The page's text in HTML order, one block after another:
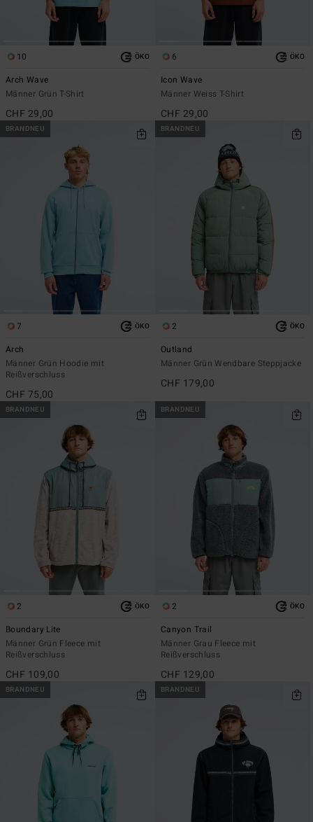
10 ÖKO
Arch Wave
Männer Grün T-Shirt
CHF 29,00
6 ÖKO
Icon Wave
Männer Weiss T-Shirt
CHF 29,00
BRANDNEU
7 ÖKO
Arch
Männer Grün Hoodie mit
Reißverschluss
CHF 75,00
BRANDNEU
2 ÖKO
Outland
Männer Grün Wendbare Steppjacke
CHF 179,00
BRANDNEU
2 ÖKO
Boundary Lite
Männer Grün Fleece mit
Reißverschluss
CHF 109,00
BRANDNEU
2 ÖKO
Canyon Trail
Männer Grau Fleece mit
Reißverschluss
CHF 129,00
BRANDNEU BRANDNEU